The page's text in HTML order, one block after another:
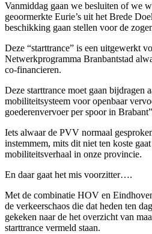
Vanmiddag gaan we besluiten of we
geoormerkte Eurie’s uit het Brede
beschikking gaan stellen voor de
Deze “starttrance” is een uitgewerkt
Netwerkprogramma Branbantstad
co-financieren.
Deze starttrance moet gaan bijdragen
mobiliteitsysteem voor openbaar
goederenvervoer per spoor in
Iets alwaar de PVV normaal
instemmem, mits dit niet ten koste
mobiliteitsverhaal in onze provincie.
En daar gaat het mis voorzitter….
Met de combinatie HOV en
de verkeerschaos die dat heden ten
gekeken naar de het overzicht van
starttrance vermeld staan.